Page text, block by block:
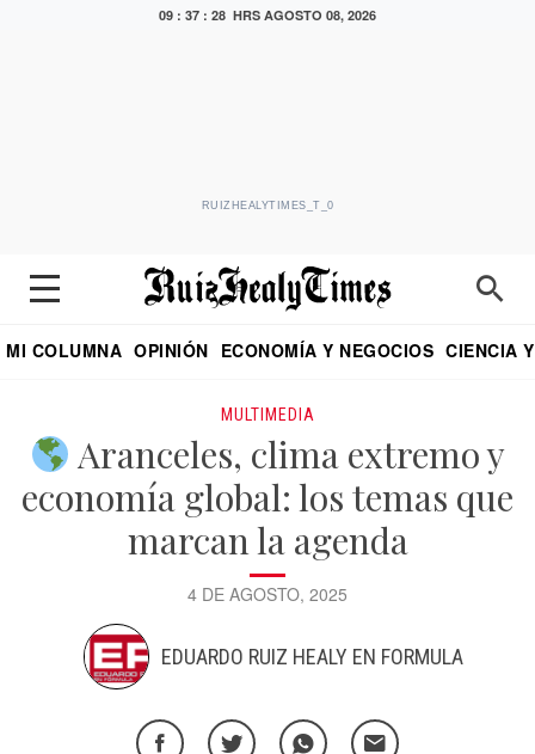
09 : 37 : 28 HRS AGOSTO 08, 2026
RUIZHEALYTIMES_T_0
MI COLUMNA OPINIÓN ECONOMÍA Y NEGOCIOS CIENCIA
MULTIMEDIA
Aranceles, clima extremo y
economía global: los temas que
marcan la agenda
4 DE AGOSTO, 2025
EDUARDO RUIZ HEALY EN FORMULA